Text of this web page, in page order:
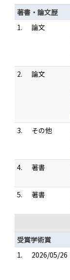
著書・論文歴
1.
論文
2. 論文
3. その他
4. 著書
5.
著書
受賞学術賞
1.
2026/05/26